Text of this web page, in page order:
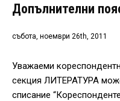
Допълнителни
събота, ноември 26th, 2011
Уважаеми
секция ЛИТЕРАТУРА
списание